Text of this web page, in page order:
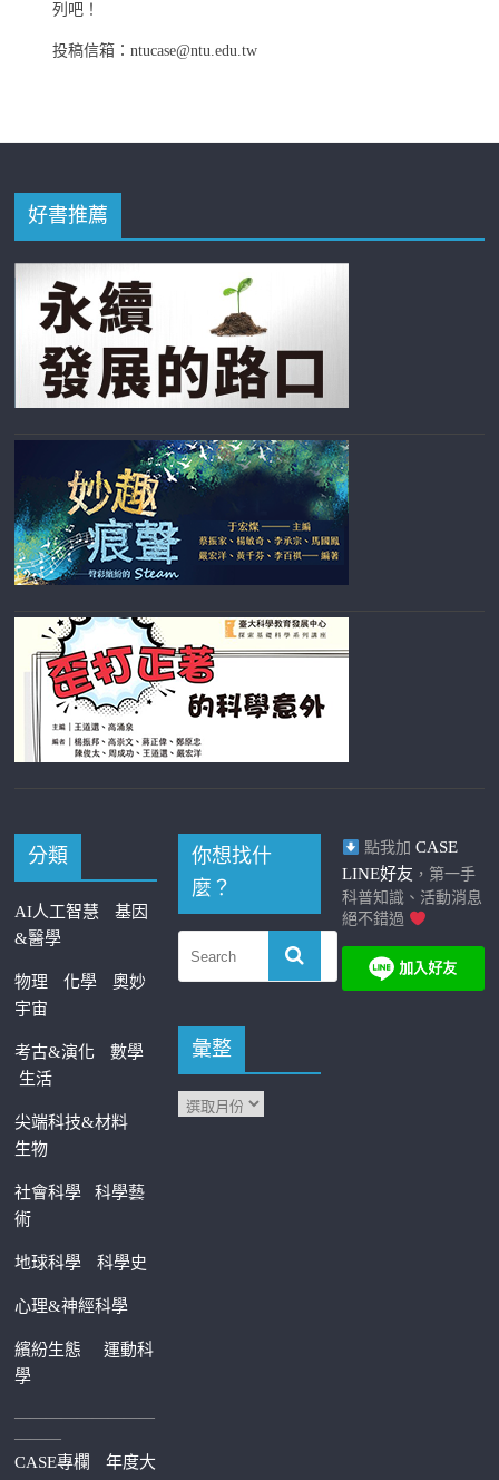
列吧！
投稿信箱：ntucase@ntu.edu.tw
好書推薦
分類
AI人工智慧
基因
&醫學
物理 化學
奧妙
宇宙
考古&演化
數學
生活
尖端科技&材料
生物
社會科學科學藝
術
地球科學 科學史
心理&神經科學
繽紛生態運動科
學
—————————
———
CASE專欄 年度大
你想找什
麼？
彙整
點我加 CASE
LINE好友 ，第一手
科普知識、活動消息
絕不錯過